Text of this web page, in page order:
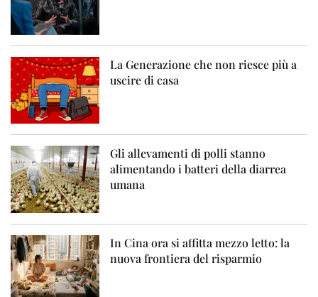
La Generazione che non riesce più a
uscire di casa
Gli allevamenti di polli stanno
alimentando i batteri della diarrea
umana
In Cina ora si affitta mezzo letto: la
nuova frontiera del risparmio